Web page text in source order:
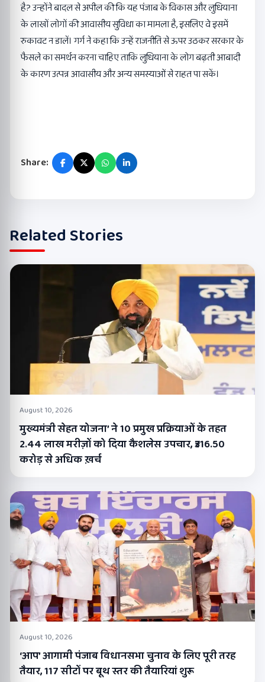
है? उन्होंने बादल से अपील की कि यह पंजाब के विकास और लुधियाना
के लाखों लोगों की आवासीय सुविधा का मामला है, इसलिए वे इसमें
रुकावट न डालें। गर्ग ने कहा कि उन्हें राजनीति से ऊपर उठकर सरकार के
फैसले का समर्थन करना चाहिए ताकि लुधियाना के लोग बढ़ती आबादी
के कारण उत्पन्न आवासीय और अन्य समस्याओं से राहत पा सकें।
Share:
Related Stories
August 10, 2026
मुख्यमंत्री सेहत योजना’ ने 10 प्रमुख प्रक्रियाओं के तहत
2.44 लाख मरीज़ों को दिया कैशलेस उपचार, ₹316.50
करोड़ से अधिक ख़र्च
August 10, 2026
‘आप’ आगामी पंजाब विधानसभा चुनाव के लिए पूरी तरह
तैयार, 117 सीटों पर बूथ स्तर की तैयारियां शुरू